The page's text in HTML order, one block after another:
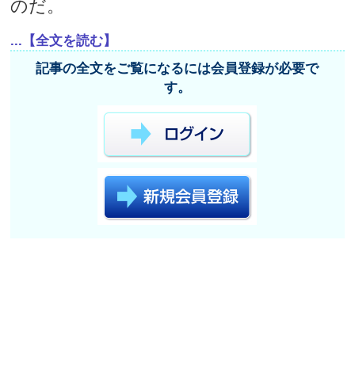
のだ。
...【全文を読む】
記事の全文をご覧になるには会員登録が必要で
す。